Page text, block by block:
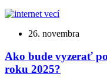
26. novembra
Ako bude vyzerať
roku 2025?